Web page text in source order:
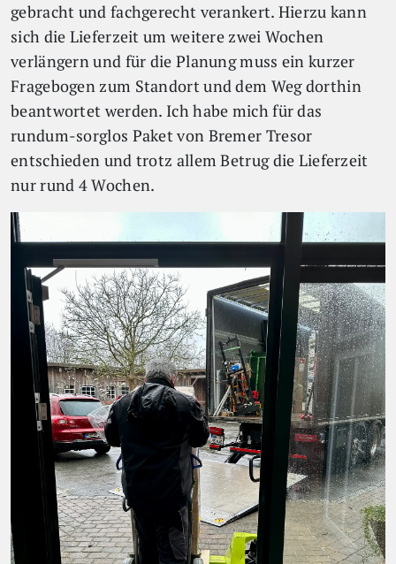
gebracht und fachgerecht verankert. Hierzu kann
sich die Lieferzeit um weitere zwei Wochen
verlängern und für die Planung muss ein kurzer
Fragebogen zum Standort und dem Weg dorthin
beantwortet werden. Ich habe mich für das
rundum-sorglos Paket von Bremer Tresor
entschieden und trotz allem Betrug die Lieferzeit
nur rund 4 Wochen.